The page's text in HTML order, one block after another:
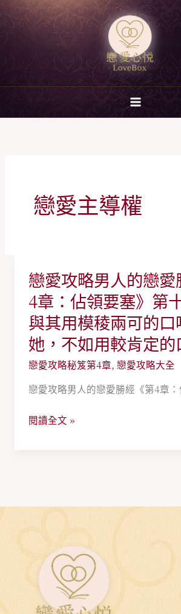
跳
至
主
要
內
戀愛主導權
戀愛攻略男人的戀
4章：佔領要塞》第
與其用模稜兩可的口
她，不如用較肯定的
戀愛攻略秘笈第4章,戀愛攻略大全
戀愛攻略男人的戀愛勝經《第4章
戀
愛
攻
略
男
人
戀
愛
塞》
閱讀全文 »